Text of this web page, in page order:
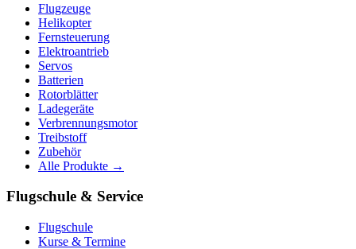
Flugzeuge
Helikopter
Fernsteuerung
Elektroantrieb
Servos
Batterien
Rotorblätter
Ladegeräte
Verbrennungsmotor
Treibstoff
Zubehör
Alle Produkte →
Flugschule & Service
Flugschule
Kurse & Termine